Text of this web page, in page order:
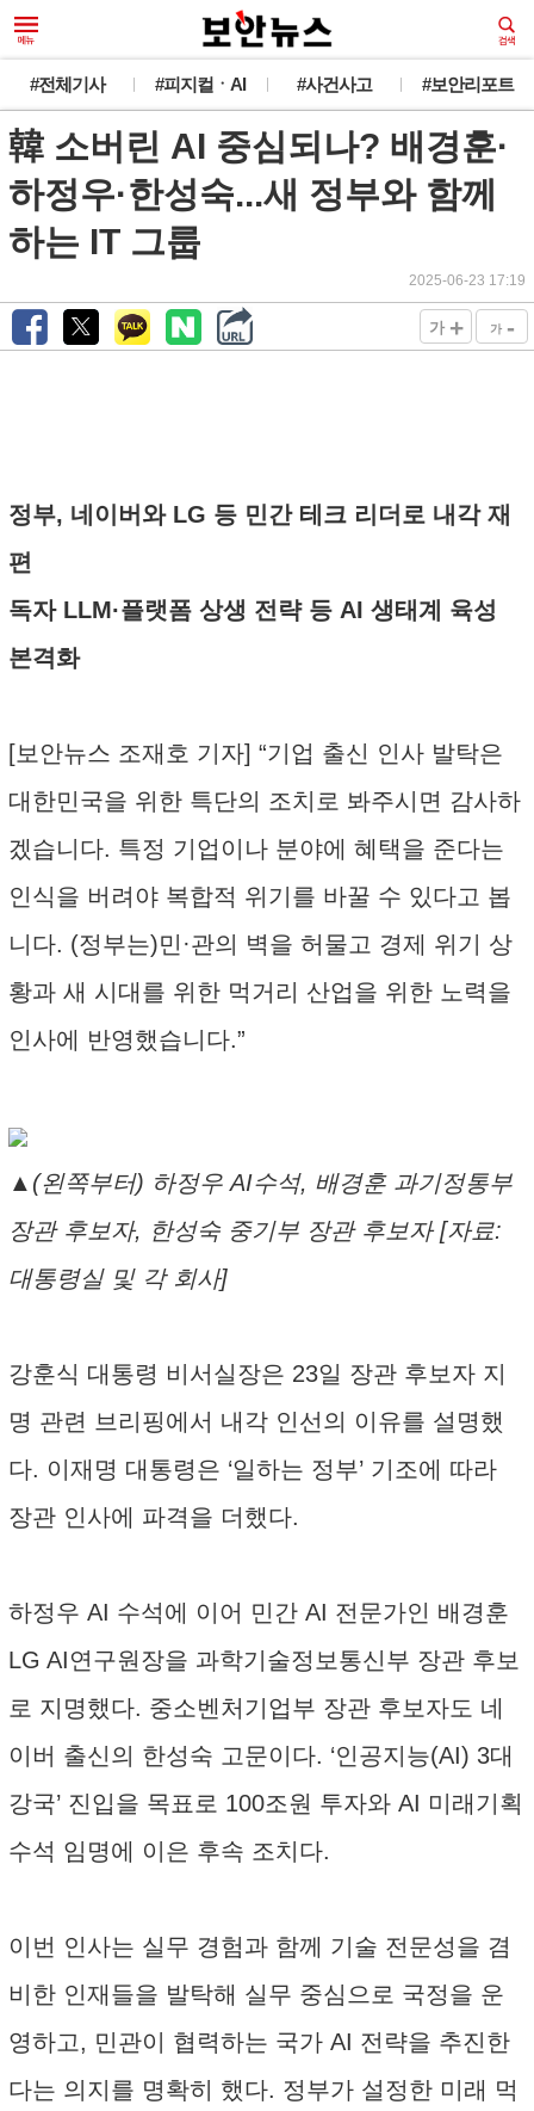
#전체기사 #피지컬ㆍAI #사건사고 #보안리포트
韓 소버린 AI 중심되나? 배경훈·
하정우·한성숙...새 정부와 함께
하는 IT 그룹
2025-06-23 17:19
가 + 가 -
정부, 네이버와 LG 등 민간 테크 리더로 내각 재
편
독자 LLM·플랫폼 상생 전략 등 AI 생태계 육성
본격화
[보안뉴스 조재호 기자] “기업 출신 인사 발탁은
대한민국을 위한 특단의 조치로 봐주시면 감사하
겠습니다. 특정 기업이나 분야에 혜택을 준다는
인식을 버려야 복합적 위기를 바꿀 수 있다고 봅
니다. (정부는)민·관의 벽을 허물고 경제 위기 상
황과 새 시대를 위한 먹거리 산업을 위한 노력을
인사에 반영했습니다.”
▲(왼쪽부터) 하정우 AI수석, 배경훈 과기정통부
장관 후보자, 한성숙 중기부 장관 후보자 [자료:
대통령실 및 각 회사]
강훈식 대통령 비서실장은 23일 장관 후보자 지
명 관련 브리핑에서 내각 인선의 이유를 설명했
다. 이재명 대통령은 ‘일하는 정부’ 기조에 따라
장관 인사에 파격을 더했다.
하정우 AI 수석에 이어 민간 AI 전문가인 배경훈
LG AI연구원장을 과학기술정보통신부 장관 후보
로 지명했다. 중소벤처기업부 장관 후보자도 네
이버 출신의 한성숙 고문이다. ‘인공지능(AI) 3대
강국’ 진입을 목표로 100조원 투자와 AI 미래기획
수석 임명에 이은 후속 조치다.
이번 인사는 실무 경험과 함께 기술 전문성을 겸
비한 인재들을 발탁해 실무 중심으로 국정을 운
영하고, 민관이 협력하는 국가 AI 전략을 추진한
다는 의지를 명확히 했다. 정부가 설정한 미래 먹